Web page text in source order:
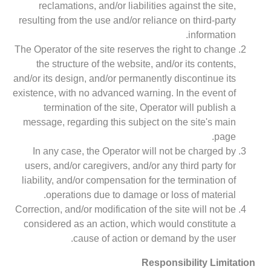
reclamations, and/or liabilities against the site,
resulting from the use and/or reliance on third-party
information.
The Operator of the site reserves the right to change
the structure of the website, and/or its contents,
and/or its design, and/or permanently discontinue its
existence, with no advanced warning. In the event of
termination of the site, Operator will publish a
message, regarding this subject on the site's main
page.
In any case, the Operator will not be charged by
users, and/or caregivers, and/or any third party for
liability, and/or compensation for the termination of
operations due to damage or loss of material.
Correction, and/or modification of the site will not be
considered as an action, which would constitute a
cause of action or demand by the user.
Responsibility Limitation